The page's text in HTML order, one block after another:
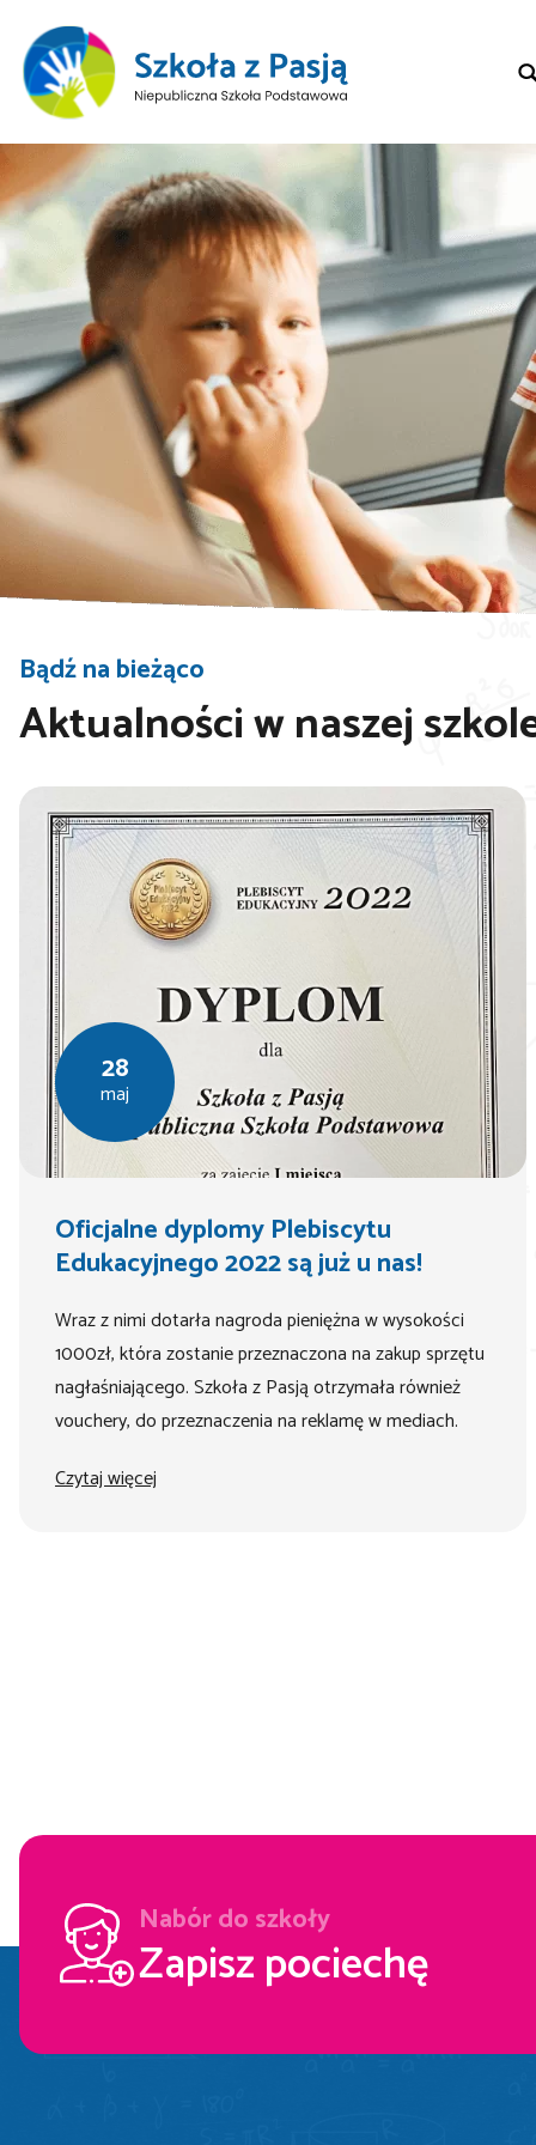
for:
Bądź na bieżąco
Aktualności w naszej
28
maj
Oficjalne dyplomy Plebiscytu
Edukacyjnego 2022 są już u nas!
Wraz z nimi dotarła nagroda pieniężna w wysokości
1000zł, która zostanie przeznaczona na zakup sprzętu
nagłaśniającego. Szkoła z Pasją otrzymała również
vouchery, do przeznaczenia na reklamę w mediach.
Czytaj więcej
Nabór do szkoły
Zapisz pociechę